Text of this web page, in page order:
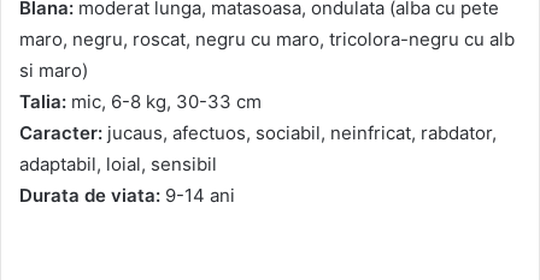
Blana: moderat lunga, matasoasa, ondulata (alba cu pete
maro, negru, roscat, negru cu maro, tricolora-negru cu alb
si maro)
Talia: mic, 6-8 kg, 30-33 cm
Caracter: jucaus, afectuos, sociabil, neinfricat, rabdator,
adaptabil, loial, sensibil
Durata de viata: 9-14 ani